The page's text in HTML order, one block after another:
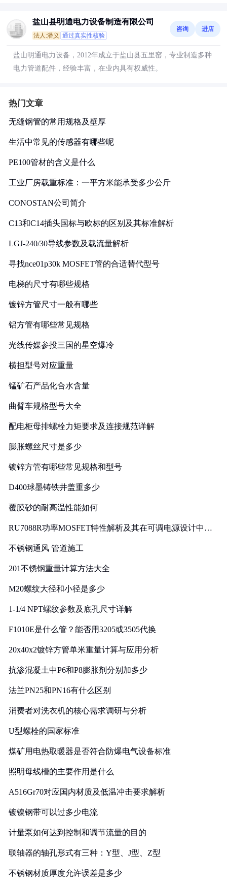
盐山县明通电力设备制造有限公司
法人:潘义 通过真实性核验
咨询 进店
盐山明通电力设备，2012年成立于盐山县五里窑，专业制造多种
电力管道配件，经验丰富，在业内具有权威性。
热门文章
无缝钢管的常用规格及壁厚
生活中常见的传感器有哪些呢
PE100管材的含义是什么
工业厂房载重标准：一平方米能承受多少公斤
CONOSTAN公司简介
C13和C14插头国标与欧标的区别及其标准解析
LGJ-240/30导线参数及载流量解析
寻找nce01p30k MOSFET管的合适替代型号
电梯的尺寸有哪些规格
镀锌方管尺寸一般有哪些
铝方管有哪些常见规格
光线传媒参投三国的星空爆冷
横担型号对应重量
锰矿石产品化合水含量
曲臂车规格型号大全
配电柜母排螺栓力矩要求及连接规范详解
膨胀螺丝尺寸是多少
镀锌方管有哪些常见规格和型号
D400球墨铸铁井盖重多少
覆膜砂的耐高温性能如何
RU7088R功率MOSFET特性解析及其在可调电源设计中的
不锈钢通风 管道施工
201不锈钢重量计算方法大全
M20螺纹大径和小径是多少
1-1/4 NPT螺纹参数及底孔尺寸详解
F1010E是什么管？能否用3205或3505代换
20x40x2镀锌方管单米重量计算与应用分析
抗渗混凝土中P6和P8膨胀剂分别加多少
法兰PN25和PN16有什么区别
消费者对洗衣机的核心需求调研与分析
U型螺栓的国家标准
煤矿用电热取暖器是否符合防爆电气设备标准
照明母线槽的主要作用是什么
A516Gr70对应国内材质及低温冲击要求解析
镀镍钢带可以过多少电流
计量泵如何达到控制和调节流量的目的
联轴器的轴孔形式有三种：Y型、J型、Z型
不锈钢材质厚度允许误差是多少